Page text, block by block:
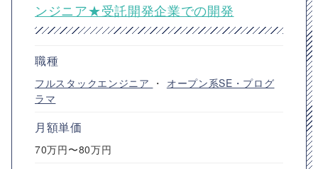
ンジニア★受託開発企業での開発
職種
フルスタックエンジニア ・ オープン系SE・プログ
ラマ
月額単価
70万円〜80万円